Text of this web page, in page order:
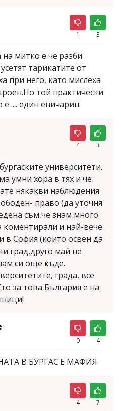
1 3
на митко е че разби
тарикатите от
при него, като мислеха
той практически
е .... един еничарин.
4 3
университети.
умни хора в тях и че
някакви наблюдения
право (да уточня
съм,че знам много
коментирали и най-вече
в София (които освен да
град,друго май не
си още къде.
града, все
за това България е на
0 4
В БУРГАС Е МАФИЯ.
4 7